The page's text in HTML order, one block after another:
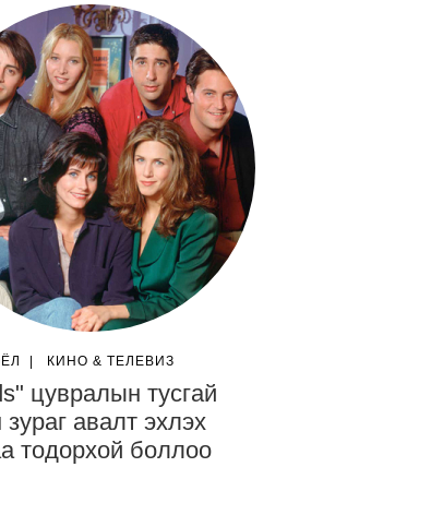
КИНО & ТЕЛЕВИЗ
цувралын тусгай
зураг авалт эхлэх
тодорхой боллоо